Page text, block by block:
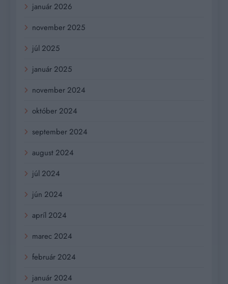
január 2026
november 2025
júl 2025
január 2025
november 2024
október 2024
september 2024
august 2024
júl 2024
jún 2024
apríl 2024
marec 2024
február 2024
január 2024